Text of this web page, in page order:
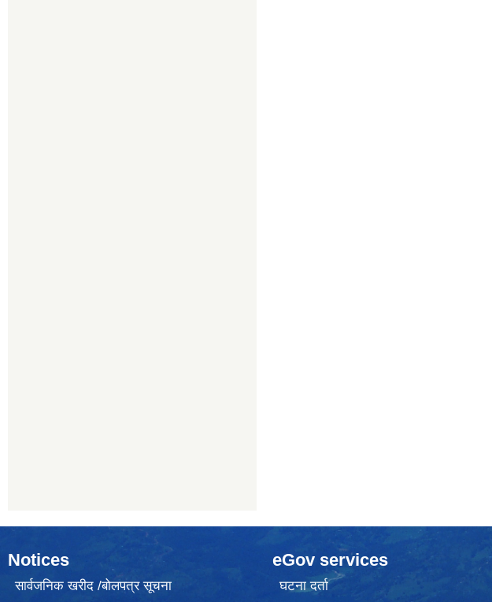
Notices
सार्वजनिक खरीद /बोलपत्र सूचना
eGov services
घटना दर्ता